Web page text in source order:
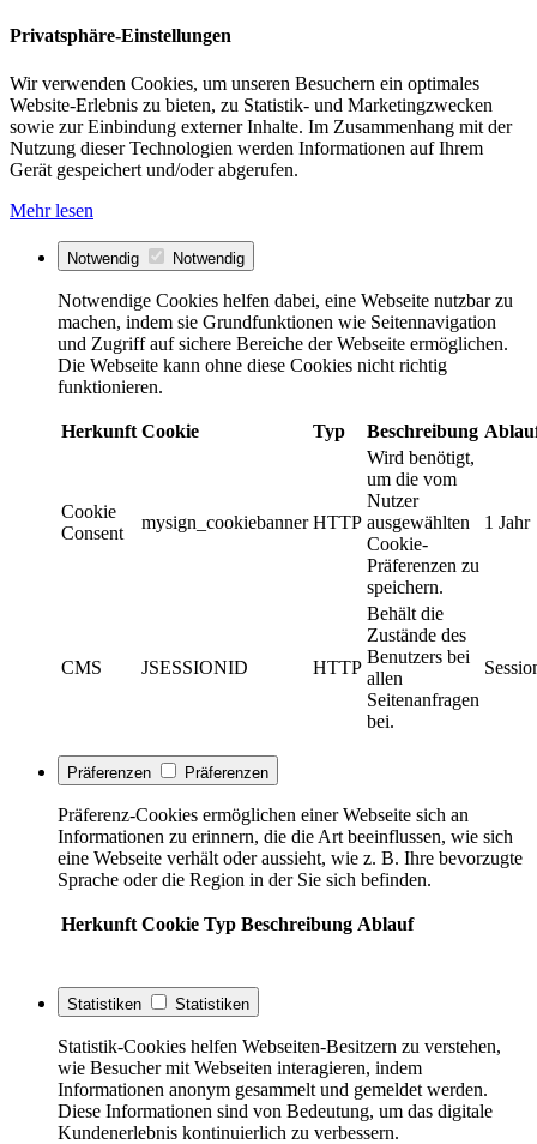
Privatsphäre-Einstellungen
Wir verwenden Cookies, um unseren Besuchern ein optimales
Website-Erlebnis zu bieten, zu Statistik- und Marketingzwecken
sowie zur Einbindung externer Inhalte. Im Zusammenhang mit der
Nutzung dieser Technologien werden Informationen auf Ihrem
Gerät gespeichert und/oder abgerufen.
Mehr lesen
Notwendig Notwendig
Notwendige Cookies helfen dabei, eine Webseite nutzbar zu
machen, indem sie Grundfunktionen wie Seitennavigation
und Zugriff auf sichere Bereiche der Webseite ermöglichen.
Die Webseite kann ohne diese Cookies nicht richtig
funktionieren.
Herkunft Cookie Typ Beschreibung
Cookie
Consent
mysign_cookiebanner HTTP
Wird benötigt,
um die vom
Nutzer
ausgewählten
Cookie-
Präferenzen zu
speichern.
1 Jahr
CMS JSESSIONID HTTP
Behält die
Zustände des
Benutzers bei
allen
Seitenanfragen
bei.
Präferenzen Präferenzen
Präferenz-Cookies ermöglichen einer Webseite sich an
Informationen zu erinnern, die die Art beeinflussen, wie sich
eine Webseite verhält oder aussieht, wie z. B. Ihre bevorzugte
Sprache oder die Region in der Sie sich befinden.
Herkunft Cookie Typ Beschreibung Ablauf
Statistiken Statistiken
Statistik-Cookies helfen Webseiten-Besitzern zu verstehen,
wie Besucher mit Webseiten interagieren, indem
Informationen anonym gesammelt und gemeldet werden.
Diese Informationen sind von Bedeutung, um das digitale
Kundenerlebnis kontinuierlich zu verbessern.